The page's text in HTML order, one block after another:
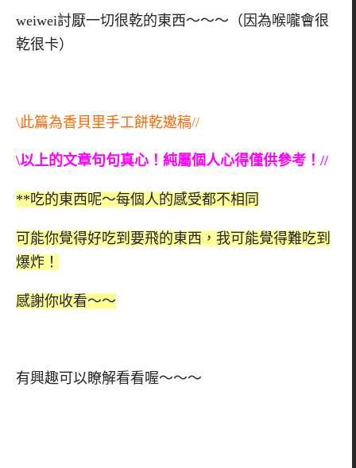
weiwei討厭一切很乾的東西～～～（因為喉嚨會很
乾很卡）
\此篇為香貝里手工餅乾邀稿//
\以上的文章句句真心！純屬個人心得僅供參考！//
**吃的東西呢～每個人的感受都不相同
可能你覺得好吃到要飛的東西，我可能覺得難吃到
爆炸！
感謝你收看～～
有興趣可以瞭解看看喔～～～